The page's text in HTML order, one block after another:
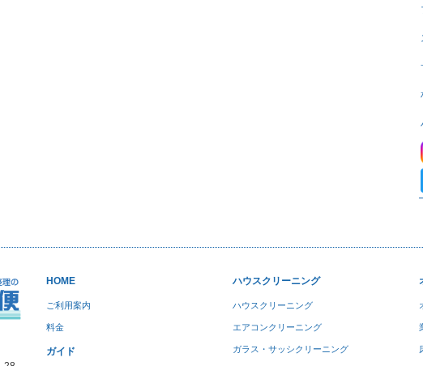
HOME
ご利用案内
料金
ガイド
ハウスクリーニング
ハウスクリーニング
エアコンクリーニング
ガラス・サッシクリーニング